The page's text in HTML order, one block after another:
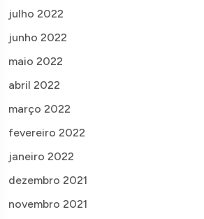
julho 2022
junho 2022
maio 2022
abril 2022
março 2022
fevereiro 2022
janeiro 2022
dezembro 2021
novembro 2021